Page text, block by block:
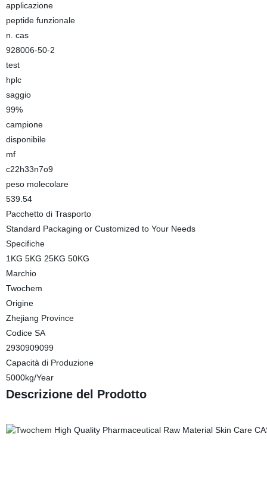
applicazione
peptide funzionale
n. cas
928006-50-2
test
hplc
saggio
99%
campione
disponibile
mf
c22h33n7o9
peso molecolare
539.54
Pacchetto di Trasporto
Standard Packaging or Customized to Your Needs
Specifiche
1KG 5KG 25KG 50KG
Marchio
Twochem
Origine
Zhejiang Province
Codice SA
2930909099
Capacità di Produzione
5000kg/Year
Descrizione del Prodotto